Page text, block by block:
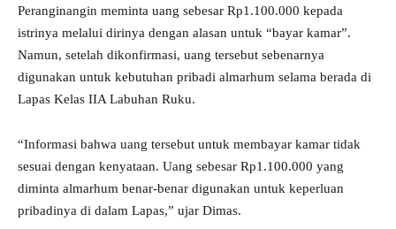
Peranginangin meminta uang sebesar Rp1.100.000 kepada
istrinya melalui dirinya dengan alasan untuk “bayar kamar”.
Namun, setelah dikonfirmasi, uang tersebut sebenarnya
digunakan untuk kebutuhan pribadi almarhum selama berada di
Lapas Kelas IIA Labuhan Ruku.
“Informasi bahwa uang tersebut untuk membayar kamar tidak
sesuai dengan kenyataan. Uang sebesar Rp1.100.000 yang
diminta almarhum benar-benar digunakan untuk keperluan
pribadinya di dalam Lapas,” ujar Dimas.